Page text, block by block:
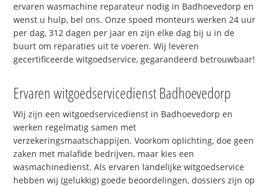
ervaren wasmachine reparateur nodig in Badhoevedorp en
wenst u hulp, bel ons. Onze spoed monteurs werken 24 uur
per dag, 312 dagen per jaar en zijn elke dag bij u in de
buurt om reparaties uit te voeren. Wij leveren
gecertificeerde witgoedservice, gegarandeerd betrouwbaar!
Ervaren witgoedservicedienst Badhoevedorp
Wij zijn een witgoedservicedienst in Badhoevedorp en
werken regelmatig samen met
verzekeringsmaatschappijen. Voorkom oplichting, doe geen
zaken met malafide bedrijven, maar kies een
wasmachinedienst. Als ervaren landelijke witgoedservice
hebben wij (gelukkig) goede beoordelingen, dossiers zijn op